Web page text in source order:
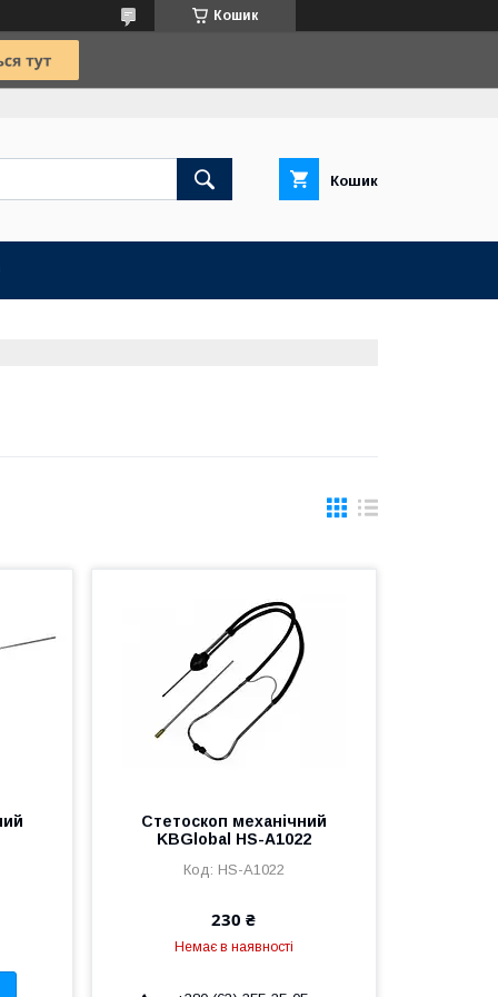
Кошик
Кошик
Стетоскоп механічний
KBGlobal HS-A1022
HS-A1022
230 ₴
Немає в наявності